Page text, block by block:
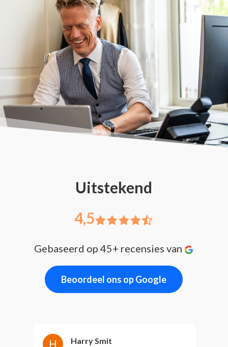
Uitstekend
4,5
Gebaseerd op 45+ recensies van
Beoordeel ons op Google
Harry Smit